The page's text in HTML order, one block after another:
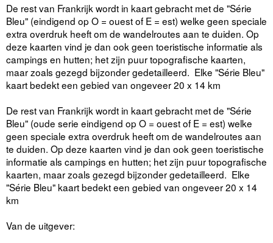
De rest van Frankrijk wordt in kaart gebracht met de "Série
Bleu" (eindigend op O = ouest of E = est) welke geen speciale
extra overdruk heeft om de wandelroutes aan te duiden. Op
deze kaarten vind je dan ook geen toeristische informatie als
campings en hutten; het zijn puur topografische kaarten,
maar zoals gezegd bijzonder gedetailleerd. Elke "Série Bleu"
kaart bedekt een gebied van ongeveer 20 x 14 km
De rest van Frankrijk wordt in kaart gebracht met de "Série
Bleu" (oude serie eindigend op O = ouest of E = est) welke
geen speciale extra overdruk heeft om de wandelroutes aan
te duiden. Op deze kaarten vind je dan ook geen toeristische
informatie als campings en hutten; het zijn puur topografische
kaarten, maar zoals gezegd bijzonder gedetailleerd. Elke
"Série Bleu" kaart bedekt een gebied van ongeveer 20 x 14
km
Van de uitgever: